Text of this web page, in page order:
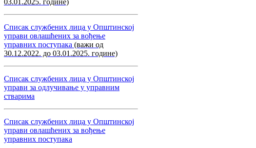
Списак службених лица у Општинској
управи овлашћених за вођење
управних поступака (важи од
30.12.2022. до 03.01.2025. године)
Списак службених лица у Општинској
управи за одлучивање у управним
стварима
Списак службених лица у Општинској
управи овлашћених за вођење
управних поступака